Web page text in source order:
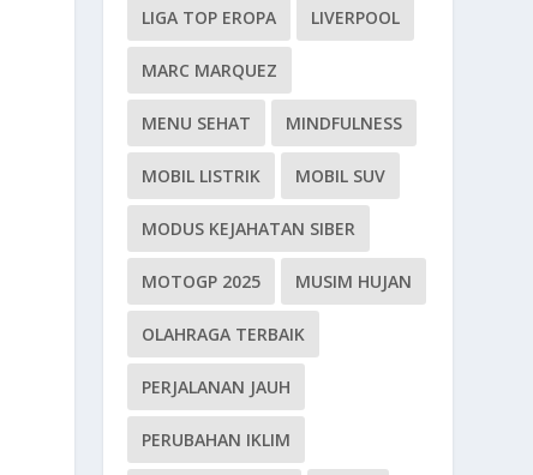
LIGA TOP EROPA LIVERPOOL
MARC MARQUEZ
MENU SEHAT MINDFULNESS
MOBIL LISTRIK MOBIL SUV
MODUS KEJAHATAN SIBER
MOTOGP 2025 MUSIM HUJAN
OLAHRAGA TERBAIK
PERJALANAN JAUH
PERUBAHAN IKLIM